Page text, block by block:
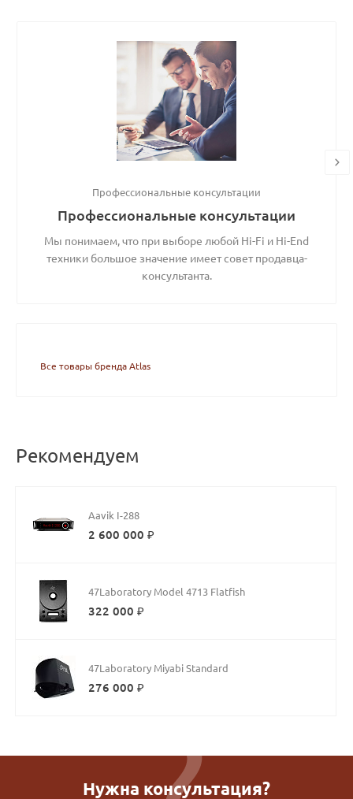
Профессиональные консультации
Профессиональные консультации
Мы понимаем, что при выборе любой Hi-Fi и Hi-End
техники большое значение имеет совет продавца-
консультанта.
Все товары бренда Atlas
Рекомендуем
Aavik I-288
2 600 000 ₽
47Laboratory Model 4713 Flatfish
322 000 ₽
47Laboratory Miyabi Standard
276 000 ₽
Нужна консультация?